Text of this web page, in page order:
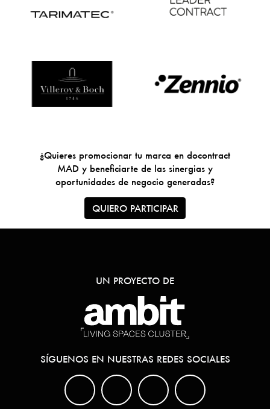
¿Quieres promocionar tu marca en docontract
MAD y beneficiarte de las sinergias y
oportunidades de negocio generadas?
QUIERO PARTICIPAR
UN PROYECTO DE
SÍGUENOS EN NUESTRAS REDES SOCIALES